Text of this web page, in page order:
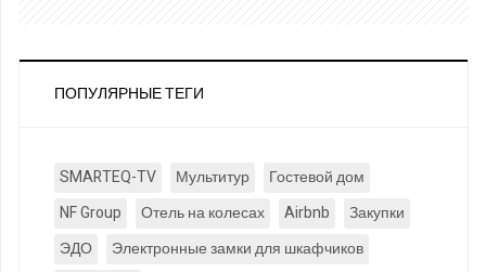
ПОПУЛЯРНЫЕ ТЕГИ
SMARTEQ-TV Мультитур
Гостевой дом
NF Group
Отель на колесах Airbnb
Закупки
ЭДО
Электронные замки для шкафчиков